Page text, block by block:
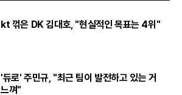
kt 꺾은 DK 김대호, "현실적인 목표는 4위"
'듀로' 주민규, "최근 팀이 발전하고 있는 거
느껴"